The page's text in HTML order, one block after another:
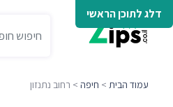
דלג לתוכן הראשי
עמוד הבית > חיפה > רחוב נתנזון